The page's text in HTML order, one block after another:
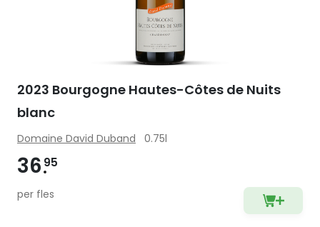
2023 Bourgogne Hautes-Côtes de Nuits
blanc
Domaine David Duband 0.75l
36 95
per fles